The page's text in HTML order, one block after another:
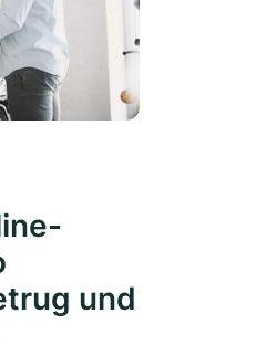
und